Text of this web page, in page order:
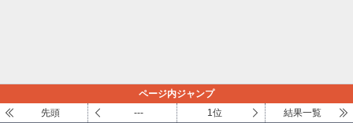
ページ内ジャンプ
先頭
--- 1位 結果一覧